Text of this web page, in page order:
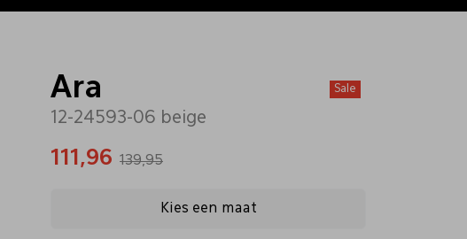
Ara
12-24593-06 beige
Sale
111,96 139,95
Kies een maat